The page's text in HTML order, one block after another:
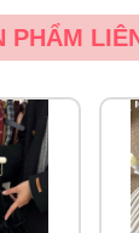
PHẨM